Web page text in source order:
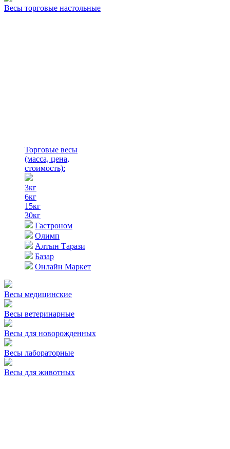
Весы торговые настольные
Торговые весы
(масса, цена,
стоимость):
3кг
6кг
15кг
30кг
Гастроном
Олимп
Алтын Тарази
Базар
Онлайн Маркет
Весы медицинские
Весы ветеринарные
Весы для новорожденных
Весы лабораторные
Весы для животных